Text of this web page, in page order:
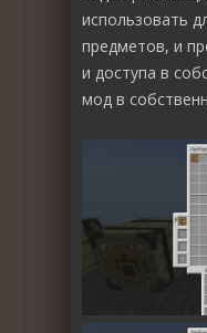
использовать
предметов, и
и доступа в
мод в